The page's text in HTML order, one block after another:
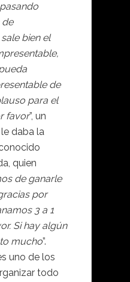
bien el
de
para el
favor”, un
daba la
quien
de ganarle
por
3 a 1
Si hay algún
mucho”.
uno de los
todo